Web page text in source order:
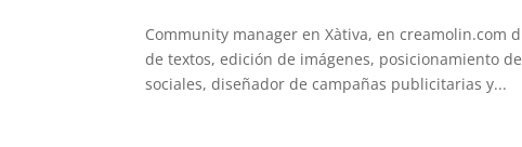
Community manager en Xàtiva, en creamolin.com
de textos, edición de imágenes, posicionamiento
sociales, diseñador de campañas publicitarias y...